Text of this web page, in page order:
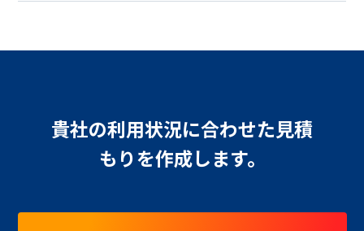
貴社の利用状況に合わせた見積
もりを作成します。